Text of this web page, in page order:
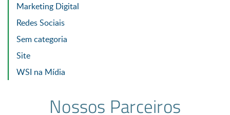
Marketing Digital
Redes Sociais
Sem categoria
Site
WSI na Mídia
Nossos Parceiros